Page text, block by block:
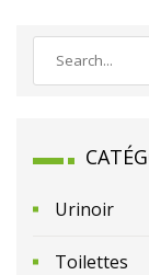
Urinoir
Toilettes